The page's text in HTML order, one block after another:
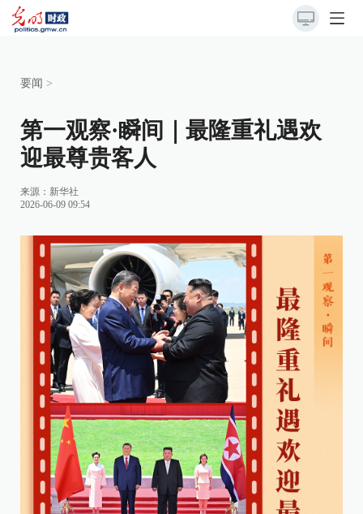
要闻 >
第一观察·瞬间｜最隆重礼遇欢
迎最尊贵客人
来源： 新华社
2026-06-09 09:54